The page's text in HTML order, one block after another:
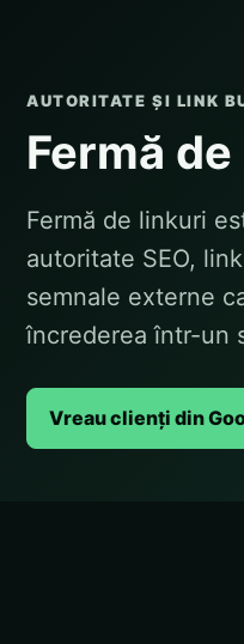
AUTORITATE ȘI LINK
Fermă
Fermă de linkuri
autoritate SEO,
semnale externe
încrederea într-un
Vreau clienți din